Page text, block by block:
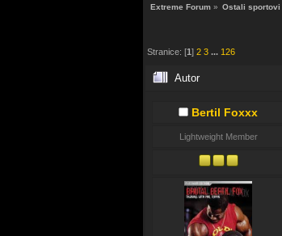
Extreme Forum » Ostali sportovi
Stranice: [1]2 3 ...126
Autor
Bertil Foxxx
Lightweight Member